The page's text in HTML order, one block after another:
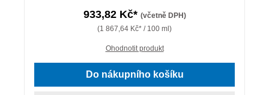
933,82 Kč* (včetně DPH)
(1 867,64 Kč* / 100 ml)
Ohodnotit produkt
Do nákupního košíku